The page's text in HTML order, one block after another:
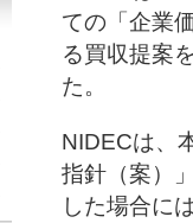
ての「企業
る買収提案
た。
NIDECは、
指針（案）
した場合に